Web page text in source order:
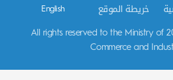
حقوق النشر © 2026 All rights reserved to the Ministry of
Commerce and
خريطة الموقع English